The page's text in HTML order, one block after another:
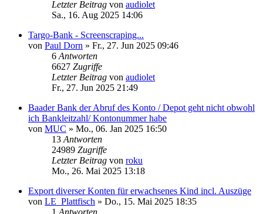
Letzter Beitrag von audiolet
Sa., 16. Aug 2025 14:06
Targo-Bank - Screenscraping...
von Paul Dorn » Fr., 27. Jun 2025 09:46
6 Antworten
6627 Zugriffe
Letzter Beitrag von audiolet
Fr., 27. Jun 2025 21:49
Baader Bank der Abruf des Konto / Depot geht nicht obwohl
ich Bankleitzahl/ Kontonummer habe
von MUC » Mo., 06. Jan 2025 16:50
13 Antworten
24989 Zugriffe
Letzter Beitrag von roku
Mo., 26. Mai 2025 13:18
Export diverser Konten für erwachsenes Kind incl. Auszüge
von LE_Plattfisch » Do., 15. Mai 2025 18:35
1 Antworten